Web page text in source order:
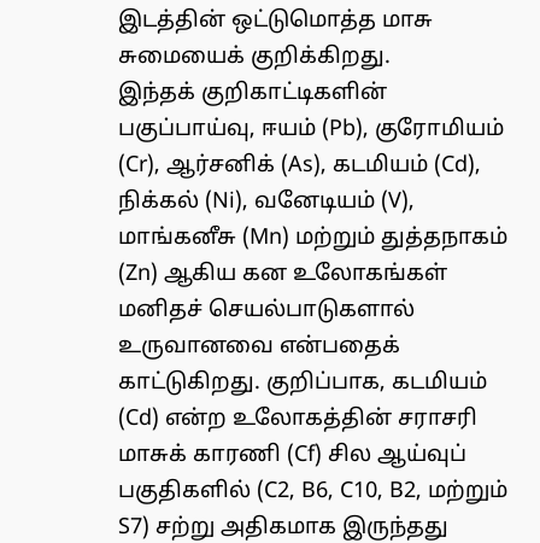
இடத்தின் ஒட்டுமொத்த மாசு
சுமையைக் குறிக்கிறது.
இந்தக் குறிகாட்டிகளின்
பகுப்பாய்வு, ஈயம் (Pb), குரோமியம்
(Cr), ஆர்சனிக் (As), கடமியம் (Cd),
நிக்கல் (Ni), வனேடியம் (V),
மாங்கனீசு (Mn) மற்றும் துத்தநாகம்
(Zn) ஆகிய கன உலோகங்கள்
மனிதச் செயல்பாடுகளால்
உருவானவை என்பதைக்
காட்டுகிறது. குறிப்பாக, கடமியம்
(Cd) என்ற உலோகத்தின் சராசரி
மாசுக் காரணி (Cf) சில ஆய்வுப்
பகுதிகளில் (C2, B6, C10, B2, மற்றும்
S7) சற்று அதிகமாக இருந்தது